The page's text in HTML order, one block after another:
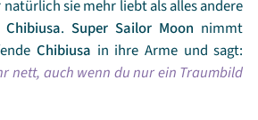
sie mehr liebt als alles andere
Chibiusa.SuperSailor Moon nimmt
Chibiusa in ihre Arme und sagt:
nett, auch wenn du nur ein Traumbild